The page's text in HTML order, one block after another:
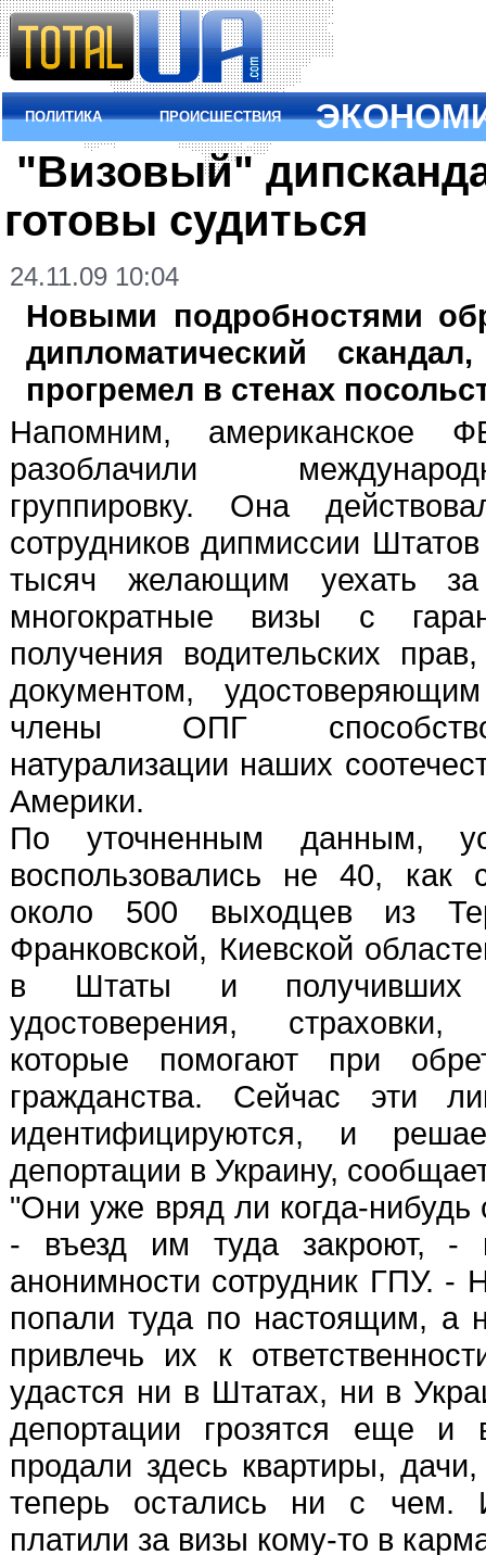
ПОЛИТИКА ПРОИСШЕСТВИЯ
"Визовый"
готовы судиться
24.11.09 10:04
Новыми подробностями
дипломатический
прогремел в стенах
Напомним,
разоблачили
группировку. Она
сотрудников дипмиссии
тысяч желающим уехать за
многократные визы с
получения водительских
документом,
члены ОПГ
натурализации наших
Америки.
По уточненным данным,
воспользовались не 40, как
около 500 выходцев из
Франковской, Киевской
в Штаты и получивших
удостоверения,
которые помогают при
гражданства. Сейчас эти
идентифицируются, и
депортации в Украину,
"Они уже вряд ли когда-
- въезд им туда закроют, -
анонимности сотрудник ГПУ. -
попали туда по настоящим, а
привлечь их к
удастся ни в Штатах, ни в
депортации грозятся еще
продали здесь квартиры,
теперь остались ни с
платили за визы кому-то в